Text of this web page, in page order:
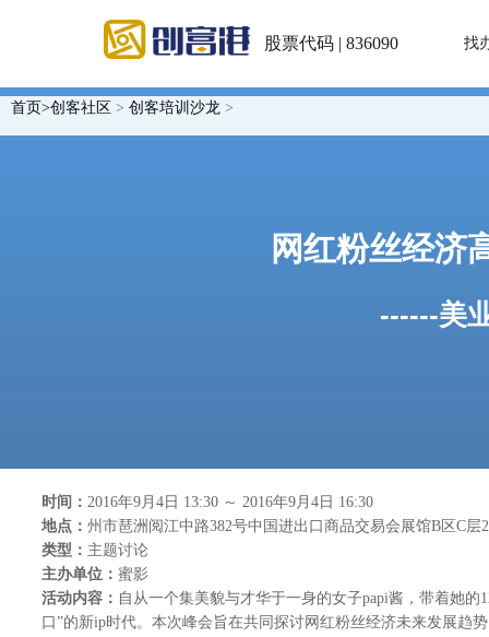
股票代码 | 836090 找
网红粉丝经济
------美
首页>创客社区 > 创客培训沙龙 >
时间： 2016年9月4日 13:30 ～ 2016年9月4日 16:30
地点： 州市琶洲阅江中路382号中国进出口商品交易会展馆B区C层
类型： 主题讨论
主办单位： 蜜影
活动内容： 自从一个集美貌与才华于一身的女子papi酱，带着她
口”的新ip时代。本次峰会旨在共同探讨网红粉丝经济未来发展趋